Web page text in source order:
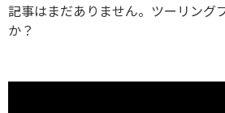
記事はまだありません。ツーリング
か？